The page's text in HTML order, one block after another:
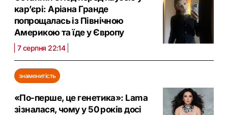
кар’єрі: Аріана Гранде
попрощалась із Північною
Америкою та їде у Європу
7 серпня 22:14
знаменитість
«По-перше, це генетика»: Lama
зізналася, чому у 50 років досі